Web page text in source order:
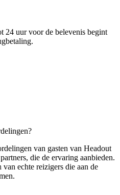
24 uur voor de belevenis begint
van gasten van Headout
die de ervaring aanbieden.
echte reizigers die aan de